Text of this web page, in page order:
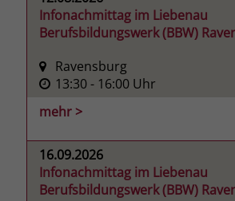
Infonachmittag im Liebenau
Berufsbildungswerk (BBW)
Ravensburg
13:30- 16:00 Uhr
mehr >
16.09.2026
Infonachmittag im Liebenau
Berufsbildungswerk (BBW)